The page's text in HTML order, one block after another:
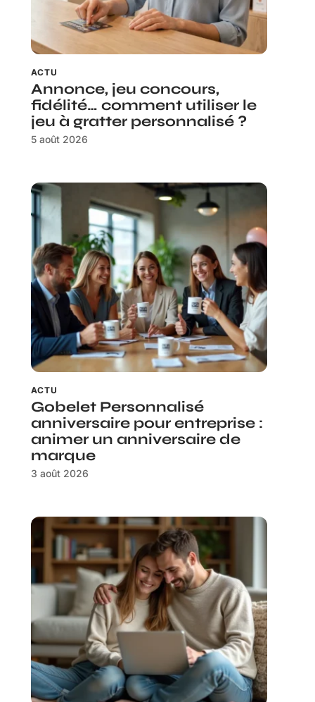
ACTU
Annonce, jeu concours,
fidélité… comment utiliser le
jeu à gratter personnalisé ?
5 août 2026
ACTU
Gobelet Personnalisé
anniversaire pour entreprise :
animer un anniversaire de
marque
3 août 2026